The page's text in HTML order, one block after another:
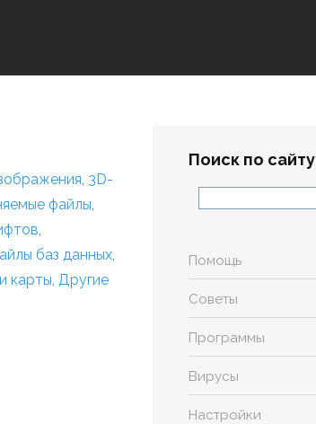
, 3D-
файлы,
,
баз данных,
карты, Другие
Поиск по сайту
Помощь
Советы
Программы
Вирусы
Настройки